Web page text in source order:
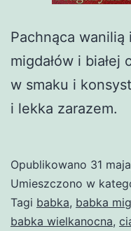
Pachnąca wanilią
migdałów i białej
w smaku i
i lekka zarazem.
Opublikowano 31
Umieszczono w
Tagi babka, babka
babka wielkanocna,